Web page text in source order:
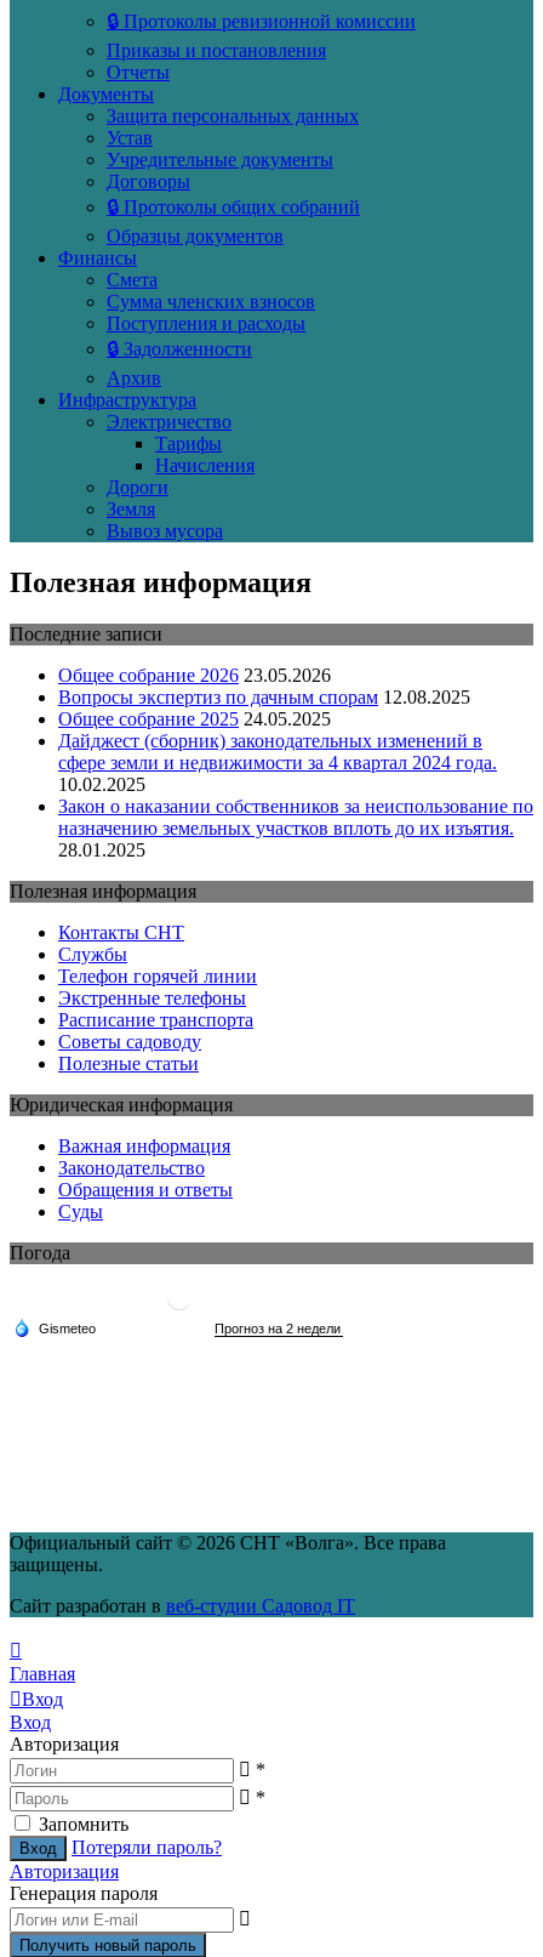
🔒 Протоколы ревизионной комиссии
Приказы и постановления
Отчеты
Документы
Защита персональных данных
Устав
Учредительные документы
Договоры
🔒 Протоколы общих собраний
Образцы документов
Финансы
Смета
Сумма членских взносов
Поступления и расходы
🔒 Задолженности
Архив
Инфраструктура
Электричество
Тарифы
Начисления
Дороги
Земля
Вывоз мусора
Полезная информация
Последние записи
Общее собрание 2026 23.05.2026
Вопросы экспертиз по дачным спорам 12.08.2025
Общее собрание 2025 24.05.2025
Дайджест (сборник) законодательных изменений в
сфере земли и недвижимости за 4 квартал 2024 года.
10.02.2025
Закон о наказании собственников за неиспользование по
назначению земельных участков вплоть до их изъятия.
28.01.2025
Полезная информация
Контакты СНТ
Службы
Телефон горячей линии
Экстренные телефоны
Расписание транспорта
Советы садоводу
Полезные статьи
Юридическая информация
Важная информация
Законодательство
Обращения и ответы
Суды
Погода
Официальный сайт © 2026 СНТ «Волга». Все права
защищены.
Сайт разработан в веб-студии Садовод IT
Главная
Вход
Вход
Авторизация
*
*
Запомнить
Потеряли пароль?
Авторизация
Генерация пароля